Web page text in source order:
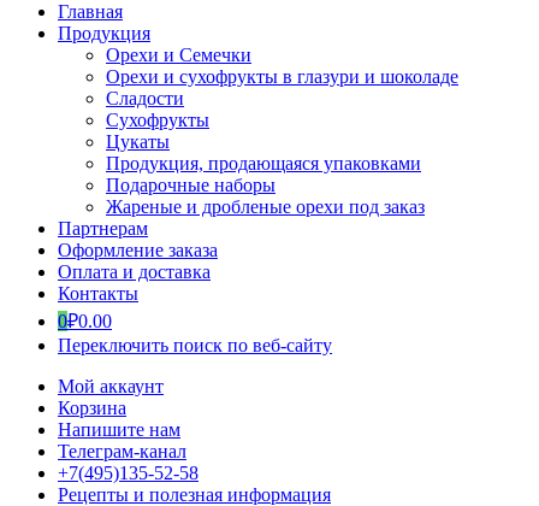
Главная
Продукция
Орехи и Семечки
Орехи и сухофрукты в глазури и шоколаде
Сладости
Сухофрукты
Цукаты
Продукция, продающаяся упаковками
Подарочные наборы
Жареные и дробленые орехи под заказ
Партнерам
Оформление заказа
Оплата и доставка
Контакты
0₽0.00
Переключить поиск по веб-сайту
Мой аккаунт
Корзина
Напишите нам
Телеграм-канал
+7(495)135-52-58
Рецепты и полезная информация